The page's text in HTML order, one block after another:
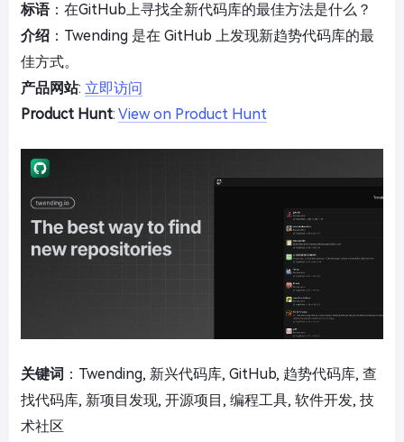
标语：在GitHub上寻找全新代码库的最佳方法是什么？
介绍 ：Twending 是在 GitHub 上发现新趋势代码库的最
佳方式。
产品网站: 立即访问
Product Hunt: View on Product Hunt
关键词 ：Twending, 新兴代码库, GitHub, 趋势代码库, 查
找代码库, 新项目发现, 开源项目, 编程工具, 软件开发, 技
术社区